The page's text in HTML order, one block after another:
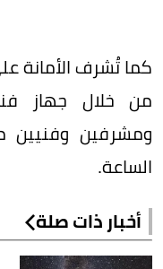
كما تُشرف الأمانة
من خلال جهاز
ومشرفين وفنيين
الساعة.
أخبار ذات صلة